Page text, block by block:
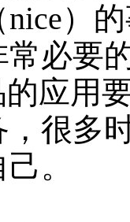
）
必要
应用
很多
。